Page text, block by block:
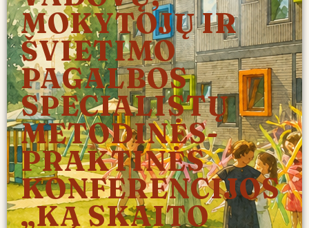
MOKYTOJŲ IR
ŠVIETIMO
PAGALBOS
SPECIALISTŲ
METODINĖS-
PRAKTINĖS
KONFERENCIJOS
„KĄ SKAITO